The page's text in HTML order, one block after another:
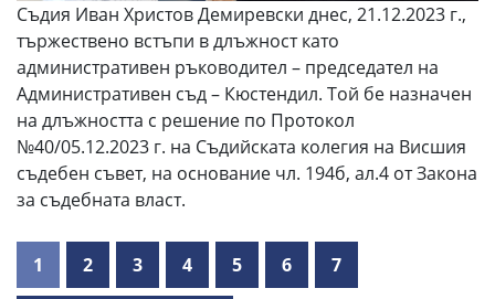
Съдия Иван Христов Демиревски днес, 21.12.2023 г.,
тържествено встъпи в длъжност като
административен ръководител – председател на
Административен съд – Кюстендил. Той бе назначен
на длъжността с решение по Протокол
№40/05.12.2023 г. на Съдийската колегия на Висшия
съдебен съвет, на основание чл. 194б, ал.4 от Закона
за съдебната власт.
1 2 3 4 5 6 7